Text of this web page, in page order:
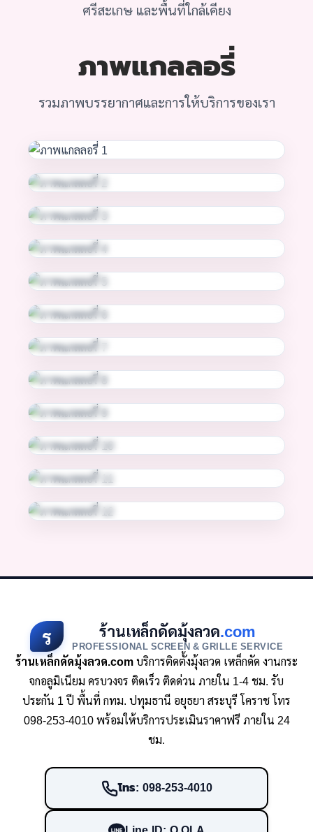
ศรีสะเกษ และพื้นที่ใกล้เคียง
ภาพแกลลอรี่
รวมภาพบรรยากาศและการให้บริการของเรา
ร ร้านเหล็กดัดมุ้งลวด.com
PROFESSIONAL SCREEN & GRILLE SERVICE
ร้านเหล็กดัดมุ้งลวด.comบริการติดตั้งมุ้งลวด เหล็กดัด งานกระ
จกอลูมิเนียม ครบวงจร ติดเร็ว ติดด่วน ภายใน 1-4 ชม. รับ
ประกัน 1 ปี พื้นที่ กทม. ปทุมธานี อยุธยา สระบุรี โคราช โทร
098-253-4010 พร้อมให้บริการประเมินราคาฟรี ภายใน 24
ชม.
โทร: 098-253-4010